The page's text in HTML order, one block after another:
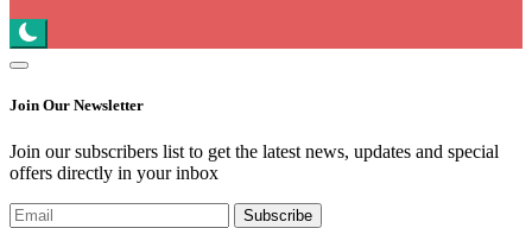
Join Our Newsletter
Join our subscribers list to get the latest news, updates and special
offers directly in your inbox
Subscribe